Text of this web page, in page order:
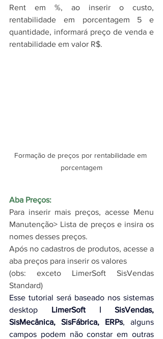
Rent em %, ao inserir o custo,
rentabilidade em porcentagem 5 e
quantidade, informará preço de venda e
rentabilidade em valor R$.
Formação de preços por rentabilidade em
porcentagem
Aba Preços:
Para inserir mais preços, acesse Menu
Manutenção> Lista de preços e insira os
nomes desses preços.
Após no cadastros de produtos, acesse a
aba preços para inserir os valores
(obs: exceto LimerSoft SisVendas
Standard)
Esse tutorial será baseado nos sistemas
desktop LimerSoft | SisVendas,
SisMecânica, SisFábrica, ERPs, alguns
campos podem não constar em outras